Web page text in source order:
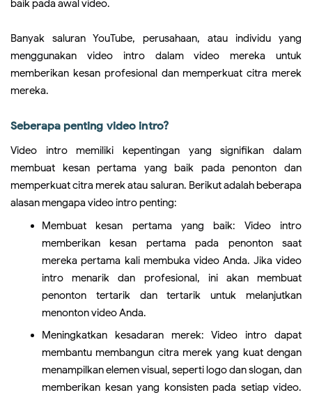
baik pada awal video.
Banyak saluran YouTube, perusahaan, atau individu yang
menggunakan video intro dalam video mereka untuk
memberikan kesan profesional dan memperkuat citra merek
mereka.
Seberapa penting video intro?
Video intro memiliki kepentingan yang signifikan dalam
membuat kesan pertama yang baik pada penonton dan
memperkuat citra merek atau saluran. Berikut adalah beberapa
alasan mengapa video intro penting:
Membuat kesan pertama yang baik: Video intro
memberikan kesan pertama pada penonton saat
mereka pertama kali membuka video Anda. Jika video
intro menarik dan profesional, ini akan membuat
penonton tertarik dan tertarik untuk melanjutkan
menonton video Anda.
Meningkatkan kesadaran merek: Video intro dapat
membantu membangun citra merek yang kuat dengan
menampilkan elemen visual, seperti logo dan slogan, dan
memberikan kesan yang konsisten pada setiap video.